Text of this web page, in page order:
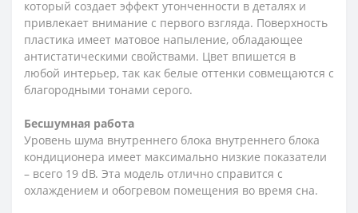
который создает эффект утонченности в деталях и
привлекает внимание с первого взгляда. Поверхность
пластика имеет матовое напыление, обладающее
антистатическими свойствами. Цвет впишется в
любой интерьер, так как белые оттенки совмещаются с
благородными тонами серого.
Бесшумная работа
Уровень шума внутреннего блока внутреннего блока
кондиционера имеет максимально низкие показатели
– всего 19 dB. Эта модель отлично справится с
охлаждением и обогревом помещения во время сна.